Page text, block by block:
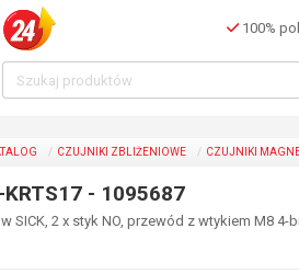
100%
CZUJNIKI ZBLIŻENIOWE CZUJNIKI
- 1095687
SICK, 2 x styk NO, przewód z wtykiem M8